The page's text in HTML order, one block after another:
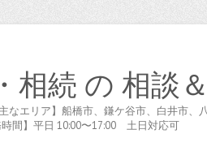
続 の 相談
エリア】船橋市、鎌ケ谷市、白井市、
間】平日 10:00〜17:00 土日対応可